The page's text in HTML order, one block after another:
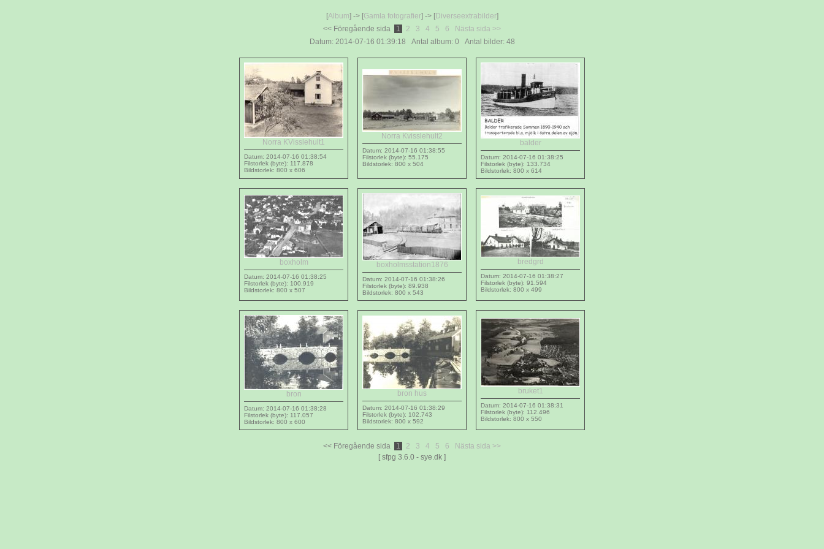
[Album] -> [Gamla fotografier] -> [Diverseextrabilder]
<< Föregående sida
1 2 3 4 5 6
Nästa sida >>
Datum: 2014-07-16 01:39:18 Antal album: 0 Antal bilder: 48
Norra KVisslehult1
Datum: 2014-07-16 01:38:54
Filstorlek (byte): 117.878
Bildstorlek: 800 x 606
Norra Kvisslehult2
Datum: 2014-07-16 01:38:55
Filstorlek (byte): 55.175
Bildstorlek: 800 x 504
balder
Datum: 2014-07-16 01:38:25
Filstorlek (byte): 133.734
Bildstorlek: 800 x 614
boxholm
Datum: 2014-07-16 01:38:25
Filstorlek (byte): 100.919
Bildstorlek: 800 x 507
boxholmsstation1876
Datum: 2014-07-16 01:38:26
Filstorlek (byte): 89.938
Bildstorlek: 800 x 543
bredgrd
Datum: 2014-07-16 01:38:27
Filstorlek (byte): 91.594
Bildstorlek: 800 x 499
bron
Datum: 2014-07-16 01:38:28
Filstorlek (byte): 117.057
Bildstorlek: 800 x 600
bron hus
Datum: 2014-07-16 01:38:29
Filstorlek (byte): 102.743
Bildstorlek: 800 x 592
bruket1
Datum: 2014-07-16 01:38:31
Filstorlek (byte): 112.496
Bildstorlek: 800 x 550
<< Föregående sida 1 2 3 4 5 6
Nästa sida >>
[ sfpg 3.6.0 - sye.dk ]